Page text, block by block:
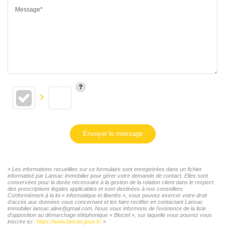
Message*
Envoyer le message
« Les informations recueillies sur ce formulaire sont enregistrées dans un fichier
informatisé par Lansac immobilier pour gérer votre demande de contact. Elles sont
conservées pour la durée nécessaire à la gestion de la relation client dans le respect
des prescriptions légales applicables et sont destinées à nos conseillers
Conformément à la loi « informatique et libertés », vous pouvez exercer votre droit
d'accès aux données vous concernant et les faire rectifier en contactant Lansac
immobilier lansac.aline@gmail.com. Nous vous informons de l'existence de la liste
d'opposition au démarchage téléphonique « Bloctel », sur laquelle vous pouvez vous
inscrire ici : https://www.bloctel.gouv.fr/»